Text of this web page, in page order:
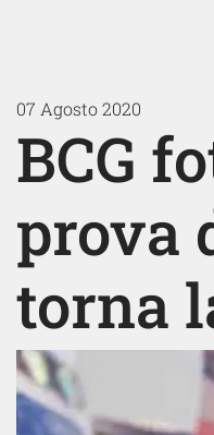
07 Agosto 2020
BCG
prova
torna